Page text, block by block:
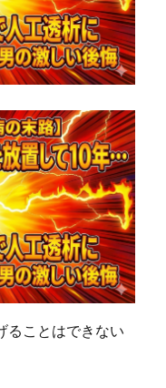
ることはできない